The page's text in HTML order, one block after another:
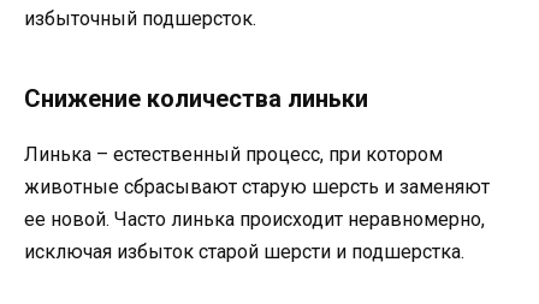
избыточный подшерсток.
Снижение количества линьки
Линька – естественный процесс, при котором
животные сбрасывают старую шерсть и заменяют
ее новой. Часто линька происходит неравномерно,
исключая избыток старой шерсти и подшерстка.